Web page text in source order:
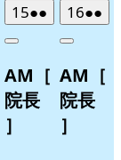
152026
年
月
15
日
●●
件
イ
ベ
ト)
Close
AM［
院長
］
162026
年
月
16
日
●●
件
イ
Close
AM［
院長
］